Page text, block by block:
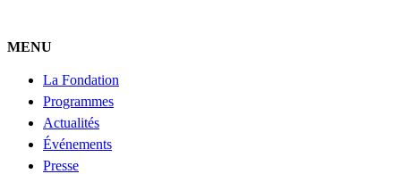
MENU
La Fondation
Programmes
Actualités
Événements
Presse